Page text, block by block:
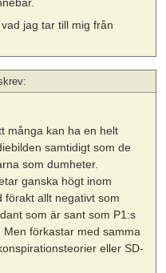
jag tar till mig från
många kan ha en helt
samtidigt som de
som dumheter.
ganska högt inom
förakt allt negativt som
som är sant som P1:s
förkastar med samma
eller SD-